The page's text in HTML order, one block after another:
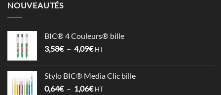
NOUVEAUTÉS
BIC® 4 Couleurs® bille
3,58€ – 4,09€Plage
3,58€
à
HT
Stylo BIC® Media Clic bille
0,64€ – 1,06€Plage
HT